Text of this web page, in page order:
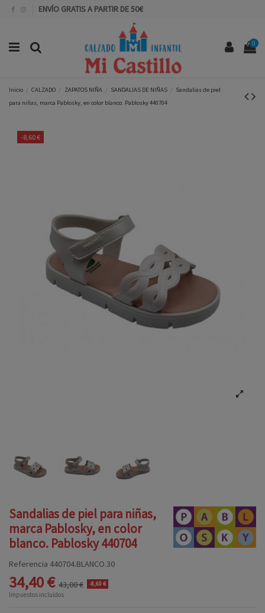
ENVÍO GRATIS A PARTIR DE 50€
0
Inicio CALZADO ZAPATOS NIÑA SANDALIAS DE NIÑAS
Sandalias de piel
para niñas, marca Pablosky, en color blanco. Pablosky 440704
-8,60 €
Sandalias de piel para niñas,
marca Pablosky, en color
blanco. Pablosky 440704
Referencia 440704.BLANCO.30
34,40 € 43,00 € -8,60 €
Impuestos incluidos